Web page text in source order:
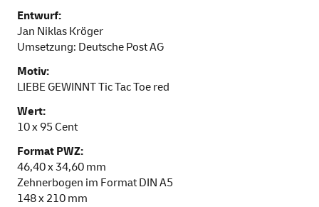
Entwurf:
Jan Niklas Kröger
Umsetzung: Deutsche Post AG
Motiv:
LIEBE GEWINNT Tic Tac Toe red
Wert:
10 x 95 Cent
Format PWZ:
46,40 x 34,60 mm
Zehnerbogen im Format DIN A5
148 x 210 mm